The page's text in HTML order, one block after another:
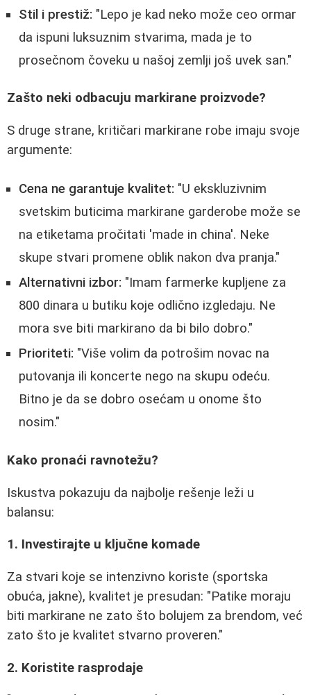
Stil i prestiž: "Lepo je kad neko može ceo ormar
da ispuni luksuznim stvarima, mada je to
prosečnom čoveku u našoj zemlji još uvek san."
Zašto neki odbacuju markirane proizvode?
S druge strane, kritičari markirane robe imaju svoje
argumente:
Cena ne garantuje kvalitet: "U ekskluzivnim
svetskim buticima markirane garderobe može se
na etiketama pročitati 'made in china'. Neke
skupe stvari promene oblik nakon dva pranja."
Alternativni izbor: "Imam farmerke kupljene za
800 dinara u butiku koje odlično izgledaju. Ne
mora sve biti markirano da bi bilo dobro."
Prioriteti: "Više volim da potrošim novac na
putovanja ili koncerte nego na skupu odeću.
Bitno je da se dobro osećam u onome što
nosim."
Kako pronaći ravnotežu?
Iskustva pokazuju da najbolje rešenje leži u
balansu:
1. Investirajte u ključne komade
Za stvari koje se intenzivno koriste (sportska
obuća, jakne), kvalitet je presudan: "Patike moraju
biti markirane ne zato što bolujem za brendom, već
zato što je kvalitet stvarno proveren."
2. Koristite rasprodaje